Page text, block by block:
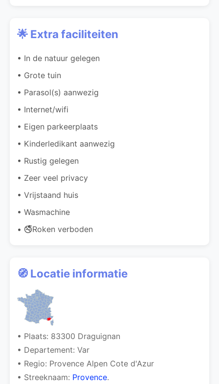
🌟 Extra faciliteiten
• In de natuur gelegen
• Grote tuin
• Parasol(s) aanwezig
• Internet/wifi
• Eigen parkeerplaats
• Kinderledikant aanwezig
• Rustig gelegen
• Zeer veel privacy
• Vrijstaand huis
• Wasmachine
• 🚭Roken verboden
🧭 Locatie informatie
• Plaats: 83300 Draguignan
• Departement: Var
• Regio: Provence Alpen Cote d'Azur
• Streeknaam: Provence.